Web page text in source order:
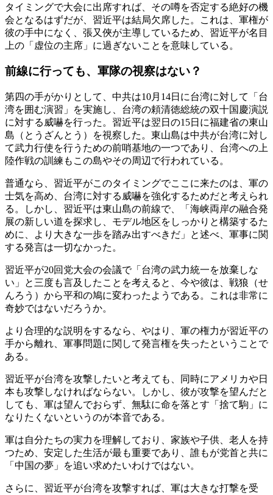
タイミングで大会に出席すれば、その噂を否定する絶好の機
会となるはずだが、習近平は結局欠席した。これは、軍権が
彼の手中になく、張又俠が主導しているため、習近平が名目
上の「虚位の主席」に過ぎないことを意味している。
前線に行っても、軍隊の視察はない？
第四の手がかりとして、中共は10月14日に台湾に対して「台
湾を囲む演習」を実施し、台湾の頼清徳総統の双十国慶演説
に対する威嚇を行った。習近平は翌日の15日に福建省の東山
島（とうざんとう）を視察した。東山島は中共が台湾に対し
て武力行使を行うための前哨基地の一つであり、台湾への上
陸作戦の訓練もこの島やその周辺で行われている。
普通なら、習近平がこのタイミングでここに来たのは、軍の
士気を高め、台湾に対する威嚇を強化するためだと考えられ
る。しかし、習近平は東山島の前線で、「海峡両岸の融合発
展の新しい道を探求し、モデル地区をしっかりと構築するた
めに、より大きな一歩を踏み出すべきだ」と述べ、軍事に関
する発言は一切なかった。
習近平が20回党大会の会議で「台湾の武力統一を放棄しな
い」と三度も言及したことを考えると、今や彼は、戦狼（せ
んろう）から平和の鳩に変わったようである。これは非常に
奇妙ではないだろうか。
より合理的な説明をするなら、やはり、軍の権力が習近平の
手から離れ、軍事問題に関して発言権を失ったということで
ある。
習近平が台湾を攻撃したいと考えても、同時にアメリカや日
本も攻撃しなければならない。しかし、彼が攻撃を望んだと
しても、軍は望んでおらず、無駄に命を落とす「捨て駒」に
なりたくないというのが本音である。
軍は自分たちの実力を理解しており、家族や子供、老人を持
つため、安定した生活が最も重要であり、誰もが党首と共に
「中国の夢」を追い求めたいわけではない。
さらに、習近平が台湾を攻撃すれば、軍は大きな打撃を受